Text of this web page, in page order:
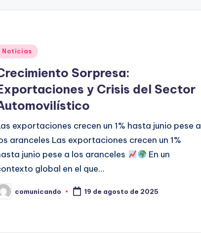
Noticias
Sorpresa:
y Crisis del Sector
exportaciones crecen un 1% hasta junio pese a
aranceles Las exportaciones crecen un 1%
junio pese a los aranceles
En un
global en el que…
comunicando 19 de agosto de 2025